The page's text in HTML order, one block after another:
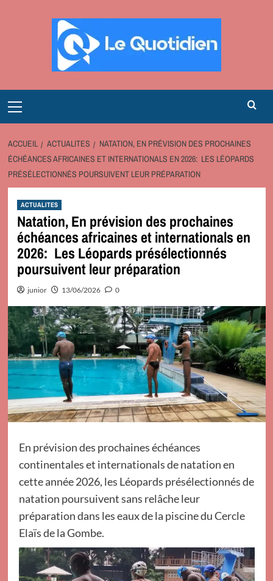
Menu
ACCUEIL ACTUALITES
NATATION, EN PRÉVISION DES PROCHAINES
ÉCHÉANCES AFRICAINES ET INTERNATIONALS EN 2026: LES LÉOPARDS
PRÉSÉLECTIONNÉS POURSUIVENT LEUR PRÉPARATION
ACTUALITES
Natation, En prévision des prochaines
échéances africaines et internationals en
2026: Les Léopards présélectionnés
poursuivent leur préparation
junior 13/06/2026 0
En prévision des prochaines échéances
continentales et internationals de natation en
cette année 2026, les Léopards présélectionnés de
natation poursuivent sans relâche leur
préparation dans les eaux de la piscine du Cercle
Elaïs de la Gombe.